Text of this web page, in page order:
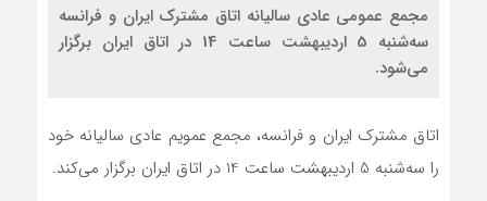
مجمع عمومی عادی سالیانه اتاق مشترک ایران و فرانسه
سه‌شنبه 5 اردیبهشت ساعت 14 در اتاق ایران برگزار
می‌شود.
اتاق مشترک ایران و فرانسه، مجمع عمویم عادی سالیانه خود
را سه‌شنبه 5 اردیبهشت ساعت 14 در اتاق ایران برگزار می‌کند.